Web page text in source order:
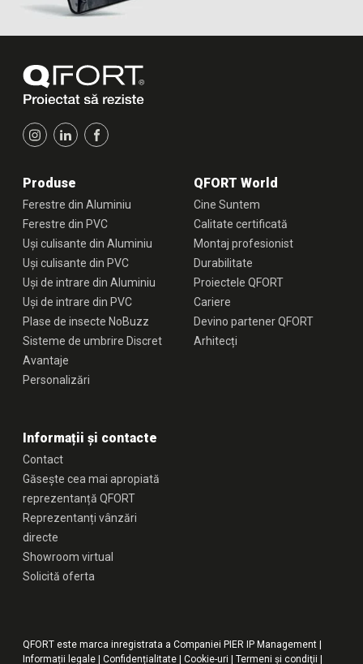
Produse
Ferestre din Aluminiu
Ferestre din PVC
Uși culisante din Aluminiu
Uși culisante din PVC
Uși de intrare din Aluminiu
Uși de intrare din PVC
Plase de insecte NoBuzz
Sisteme de umbrire Discret
Avantaje
Personalizări
QFORT World
Cine Suntem
Calitate certificată
Montaj profesionist
Durabilitate
Proiectele QFORT
Cariere
Devino partener QFORT
Arhitecți
Informații și contacte
Contact
Găsește cea mai apropiată
reprezentanță QFORT
Reprezentanți vânzări
directe
Showroom virtual
Solicită oferta
QFORT este marca inregistrata a Companiei PIER IP Management |
Informații legale |Confidențialitate |Cookie-uri |Termeni şi condiţii